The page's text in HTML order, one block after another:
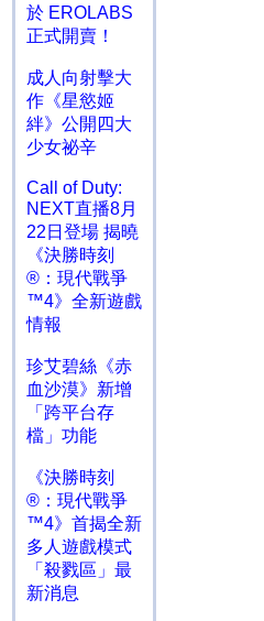
於 EROLABS
正式開賣！
成人向射擊大
作《星慾姬
絆》公開四大
少女祕辛
Call of Duty:
NEXT直播8月
22日登場 揭曉
《決勝時刻
®：現代戰爭
™4》全新遊戲
情報
珍艾碧絲《赤
血沙漠》新增
「跨平台存
檔」功能
《決勝時刻
®：現代戰爭
™4》首揭全新
多人遊戲模式
「殺戮區」最
新消息